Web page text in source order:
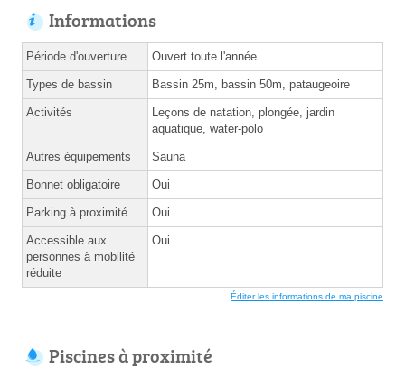
Informations
Période d'ouverture Ouvert toute l'année
Types de bassin Bassin 25m, bassin 50m, pataugeoire
Activités
Leçons de natation, plongée, jardin
aquatique, water-polo
Autres équipements Sauna
Bonnet obligatoire Oui
Parking à proximité Oui
Accessible aux
personnes à mobilité
réduite
Oui
Éditer les informations de ma piscine
Piscines à proximité